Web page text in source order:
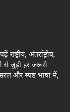
अंतर्राष्ट्रीय,
से जुड़ी हर जरूरी
और स्पष्ट भाषा में,